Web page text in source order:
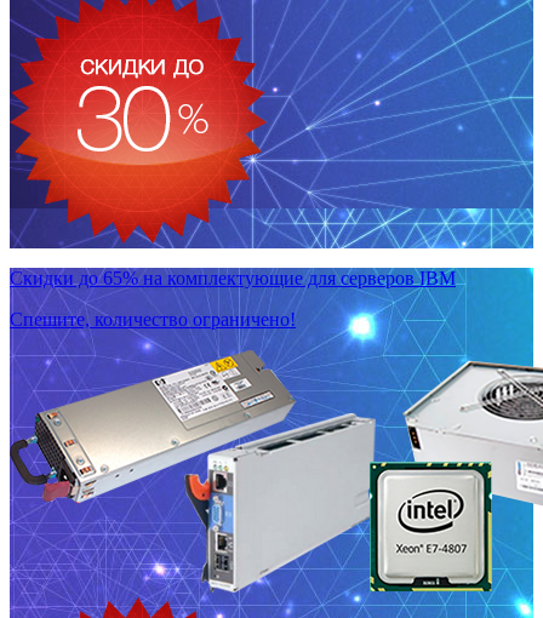
Скидки до 65% на комплектующие для серверов IBM
Спешите, количество ограничено!